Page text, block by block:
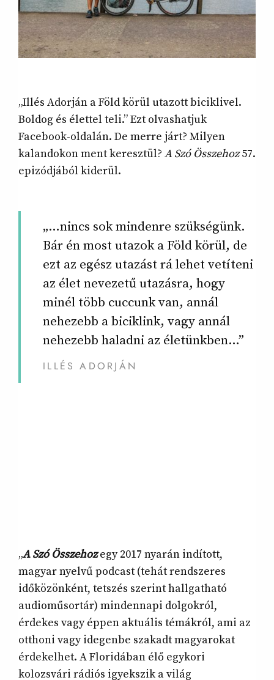
„Illés Adorján a Föld körül utazott biciklivel.
Boldog és élettel teli.” Ezt olvashatjuk
Facebook-oldalán. De merre járt? Milyen
kalandokon ment keresztül? A Szó Összehoz57.
epizódjából kiderül.
„…nincs sok mindenre szükségünk.
Bár én most utazok a Föld körül, de
ezt az egész utazást rá lehet vetíteni
az élet nevezetű utazásra, hogy
minél több cuccunk van, annál
nehezebb a biciklink, vagy annál
nehezebb haladni az életünkben…”
ILLÉS ADORJÁN
„A Szó Összehozegy 2017 nyarán indított,
magyar nyelvű podcast (tehát rendszeres
időközönként, tetszés szerint hallgatható
audioműsortár) mindennapi dolgokról,
érdekes vagy éppen aktuális témákról, ami az
otthoni vagy idegenbe szakadt magyarokat
érdekelhet. A Floridában élő egykori
kolozsvári rádiós igyekszik a világ